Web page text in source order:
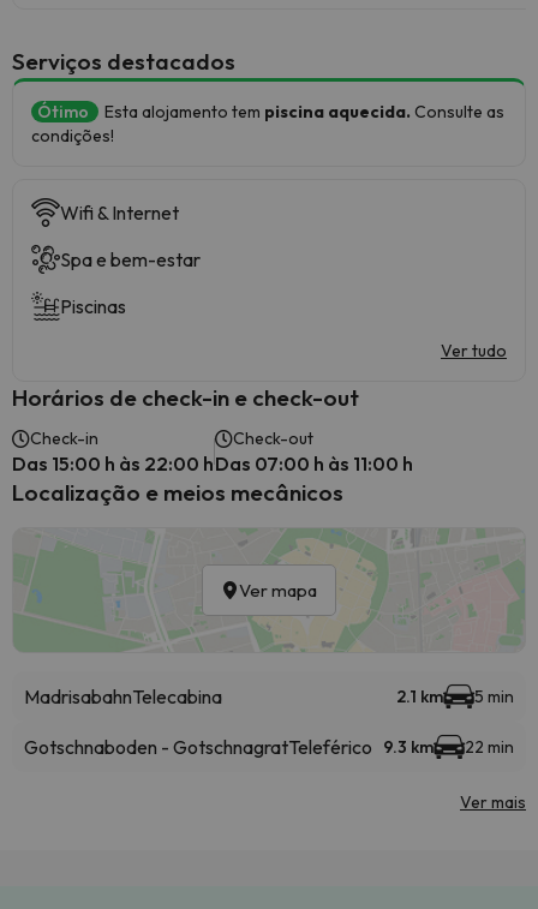
Serviços destacados
Ótimo Esta alojamento tem piscina aquecida. Consulte as
condições!
Wifi & Internet
Spa e bem-estar
Piscinas
Ver tudo
Horários de check-in e check-out
Check-in
Das 15:00 h às 22:00 h
Check-out
Das 07:00 h às 11:00 h
Localização e meios mecânicos
Ver mapa
MadrisabahnTelecabina 2.1 km 5 min
Gotschnaboden - GotschnagratTeleférico 9.3 km 22 min
Ver mais